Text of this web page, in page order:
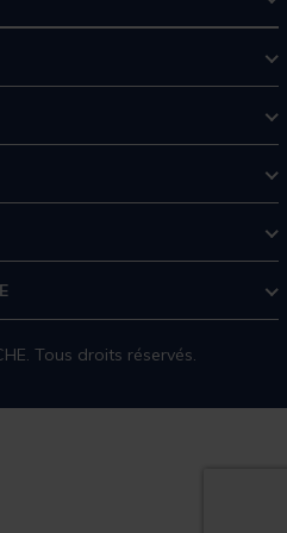
Tous droits réservés.